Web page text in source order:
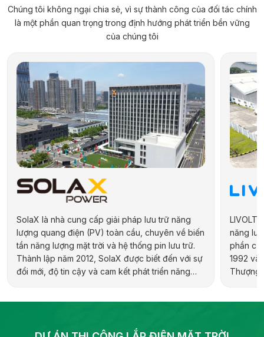
Chúng tôi không ngại chia sẻ, vì sự thành công của đối tác chính
là một phần quan trọng trong định hướng phát triển bền vững
của chúng tôi
SolaX là nhà cung cấp giải pháp lưu trữ năng
lượng quang điện (PV) toàn cầu, chuyên về biến
tần năng lượng mặt trời và hệ thống pin lưu trữ.
Thành lập năm 2012, SolaX được biết đến với sự
đổi mới, độ tin cậy và cam kết phát triển năng
năng
phần
1992 và
Thượng